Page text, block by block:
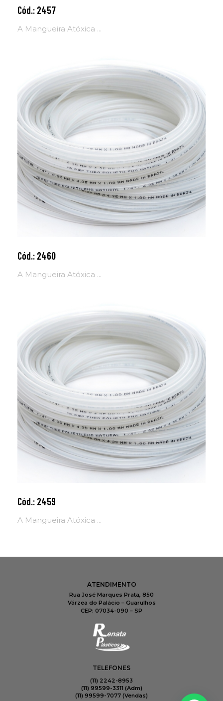
Cód.: 2457
A Mangueira Atóxica ...
Adicionar ao carrinho
Cód.: 2460
A Mangueira Atóxica ...
Adicionar ao carrinho
Cód.: 2459
A Mangueira Atóxica ...
Adicionar ao carrinho
ATENDIMENTO
Rua José Marques Prata, 850
Várzea do Palácio – Guarulhos
CEP: 07034-090 – SP
TELEFONES
(11) 2242-8953
(11) 99599-3311 (Adm)
(11) 99599-7077​ (Vendas)